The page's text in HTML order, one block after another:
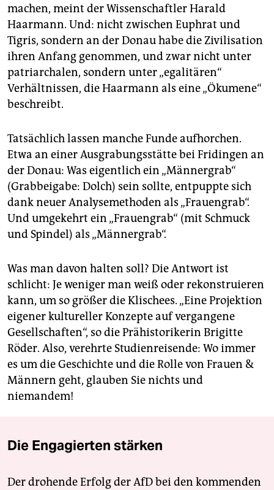
machen, meint der Wissenschaftler Harald
Haarmann. Und: nicht zwischen Euphrat und
Tigris, sondern an der Donau habe die Zivilisation
ihren Anfang genommen, und zwar nicht unter
patriarchalen, sondern unter „egalitären“
Verhältnissen, die Haarmann als eine „Ökumene“
beschreibt.
Tatsächlich lassen manche Funde aufhorchen.
Etwa an einer Ausgrabungsstätte bei Fridingen an
der Donau: Was eigentlich ein „Männergrab“
(Grabbeigabe: Dolch) sein sollte, entpuppte sich
dank neuer Analysemethoden als „Frauengrab“.
Und umgekehrt ein „Frauengrab“ (mit Schmuck
und Spindel) als „Männergrab“.
Was man davon halten soll? Die Antwort ist
schlicht: Je weniger man weiß oder rekonstruieren
kann, um so größer die Klischees. „Eine Projektion
eigener kultureller Konzepte auf vergangene
Gesellschaften“, so die Prähistorikerin Brigitte
Röder. Also, verehrte Studienreisende: Wo immer
es um die Geschichte und die Rolle von Frauen &
Männern geht, glauben Sie nichts und
niemandem!
Die Engagierten stärken
Der drohende Erfolg der AfD bei den kommenden